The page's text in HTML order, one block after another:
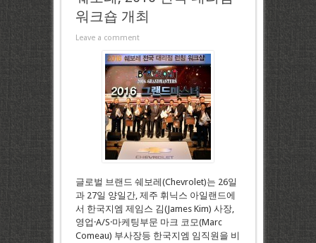
워크숍 개최
Leave a comment
글로벌 브랜드 쉐보레(Chevrolet)는 26일
과 27일 양일간, 제주 휘닉스 아일랜드에
서 한국지엠 제임스 김(James Kim) 사장,
영업·A/S·마케팅부문 마크 코모(Marc
Comeau) 부사장등 한국지엠 임직원을 비